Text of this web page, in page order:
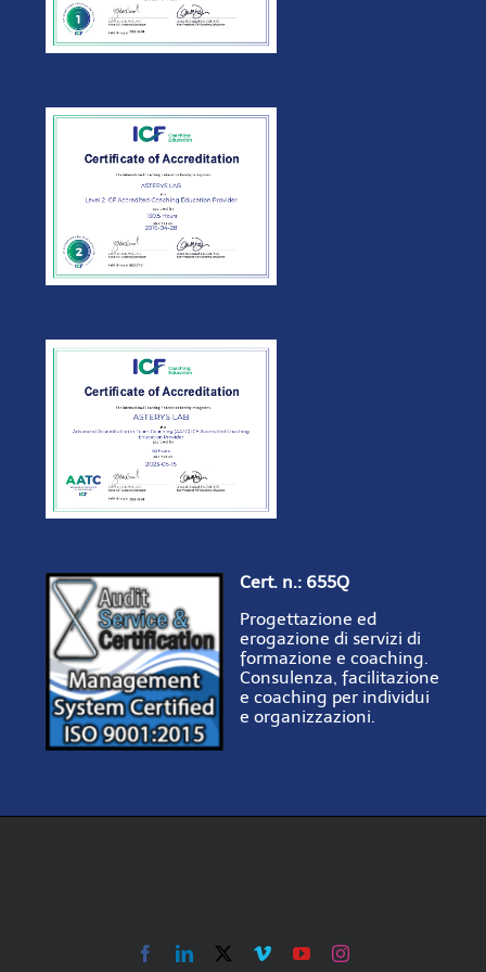
Cert. n.: 655Q
Progettazione ed
erogazione di servizi di
formazione e coaching.
Consulenza, facilitazione
e coaching per individui
e organizzazioni.
FacebookLinkedIn VimeoYouTubeInstagram